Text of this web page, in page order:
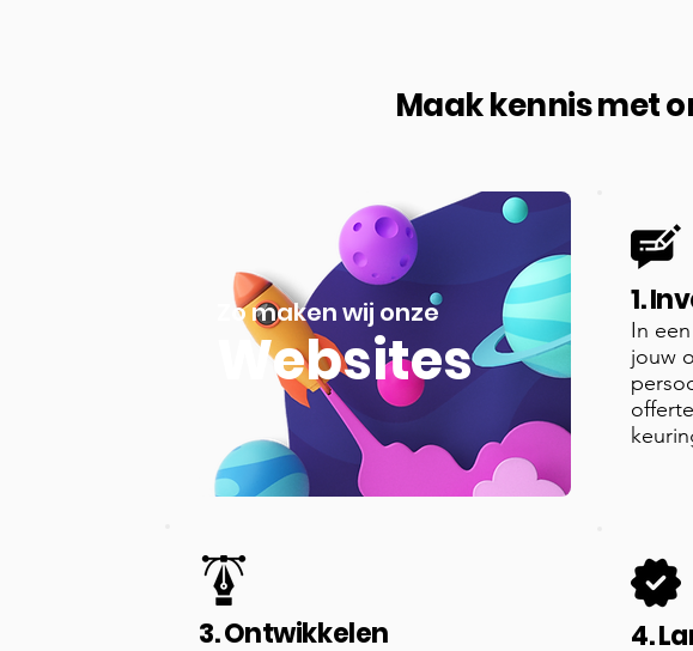
Maak kennis met
1.
In
jouw
3. Ontwikkelen 4.
Zo maken wij onze
Websites